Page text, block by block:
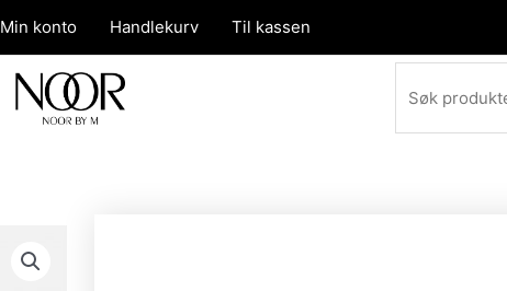
Min konto Handlekurv Til kassen
Søk